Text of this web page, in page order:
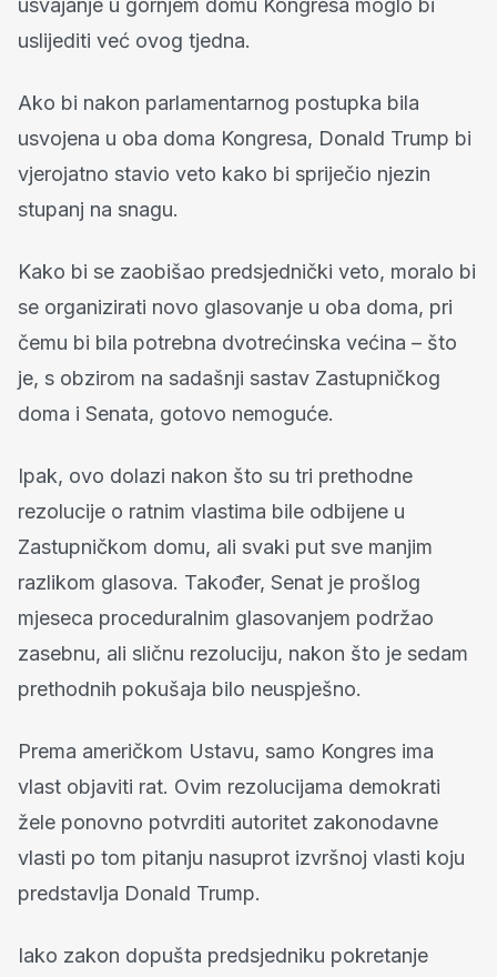
usvajanje u gornjem domu Kongresa moglo bi
uslijediti već ovog tjedna.
Ako bi nakon parlamentarnog postupka bila
usvojena u oba doma Kongresa, Donald Trump bi
vjerojatno stavio veto kako bi spriječio njezin
stupanj na snagu.
Kako bi se zaobišao predsjednički veto, moralo bi
se organizirati novo glasovanje u oba doma, pri
čemu bi bila potrebna dvotrećinska većina – što
je, s obzirom na sadašnji sastav Zastupničkog
doma i Senata, gotovo nemoguće.
Ipak, ovo dolazi nakon što su tri prethodne
rezolucije o ratnim vlastima bile odbijene u
Zastupničkom domu, ali svaki put sve manjim
razlikom glasova. Također, Senat je prošlog
mjeseca proceduralnim glasovanjem podržao
zasebnu, ali sličnu rezoluciju, nakon što je sedam
prethodnih pokušaja bilo neuspješno.
Prema američkom Ustavu, samo Kongres ima
vlast objaviti rat. Ovim rezolucijama demokrati
žele ponovno potvrditi autoritet zakonodavne
vlasti po tom pitanju nasuprot izvršnoj vlasti koju
predstavlja Donald Trump.
Iako zakon dopušta predsjedniku pokretanje